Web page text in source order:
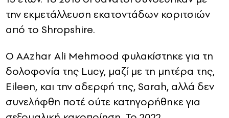
την εκμετάλλευση εκατοντάδων κοριτσιών
από το Shropshire.
Ο ΑAzhar Ali Mehmood φυλακίστηκε για τη
δολοφονία της Lucy, μαζί με τη μητέρα της,
Eileen, και την αδερφή της, Sarah, αλλά δεν
συνελήφθη ποτέ ούτε κατηγορήθηκε για